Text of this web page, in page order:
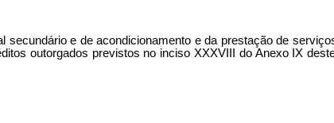
e de acondicionamento e da prestação de
outorgados previstos no inciso XXXVIII do Anexo IX